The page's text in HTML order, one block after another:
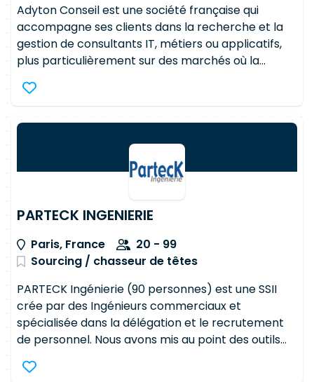
Adyton Conseil est une société française qui
accompagne ses clients dans la recherche et la
gestion de consultants IT, métiers ou applicatifs,
plus particulièrement sur des marchés où la
rareté des profils fiables et expérimentés se fait
sentir. Depuis 15 ans, la proximité que nous
pour la plupart leaders reconnus sur leurs
marchés, nous permet d'identifier, de qualifier et
de proposer la bonne ressource au bon moment,
avec toute la réactivité attendue. Solliciter Adyton,
pleinement l'enjeu et le périmètre de la mission qui
immédiatement opérationnels pour partager
avec vos équipes un retour d'expérience solide et
constructif. Spécialistes du freelance IT, nous
accompagnons nos consultants dans la gestion de
leur statut (portage, conseil, obligation de
vigilance sociale et fiscale) afin de placer le client
comme l'indépendant dans les meilleures
conditions de sécurité et de performance sur
PARTECK INGENIERIE
Paris, France
20 - 99
Sourcing / chasseur de têtes
PARTECK Ingénierie (90 personnes) est une SSII
crée par des Ingénieurs commerciaux et
spécialisée dans la délégation et le recrutement
de personnel. Nous avons mis au point des outils
qui permettent une prospection et une approche
client extrêmement qualitative.